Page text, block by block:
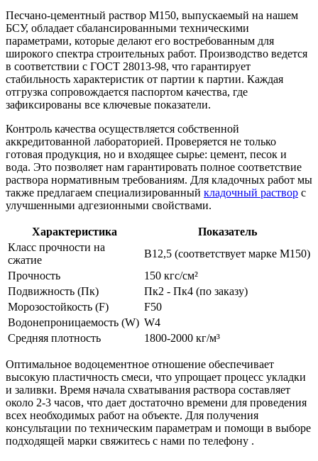
Песчано-цементный раствор М150, выпускаемый на нашем
БСУ, обладает сбалансированными техническими
параметрами, которые делают его востребованным для
широкого спектра строительных работ. Производство ведется
в соответствии с ГОСТ 28013-98, что гарантирует
стабильность характеристик от партии к партии. Каждая
отгрузка сопровождается паспортом качества, где
зафиксированы все ключевые показатели.
Контроль качества осуществляется собственной
аккредитованной лабораторией. Проверяется не только
готовая продукция, но и входящее сырье: цемент, песок и
вода. Это позволяет нам гарантировать полное соответствие
раствора нормативным требованиям. Для кладочных работ мы
также предлагаем специализированный кладочный раствор с
улучшенными адгезионными свойствами.
Характеристика
Показатель
Класс прочности на
сжатие
B12,5 (соответствует марке М150)
Прочность
150 кгс/см²
Подвижность (Пк)
Пк2 - Пк4 (по заказу)
Морозостойкость (F)
F50
Водонепроницаемость (W) W4
Средняя плотность
1800-2000 кг/м³
Оптимальное водоцементное отношение обеспечивает
высокую пластичность смеси, что упрощает процесс укладки
и заливки. Время начала схватывания раствора составляет
около 2-3 часов, что дает достаточно времени для проведения
всех необходимых работ на объекте. Для получения
консультации по техническим параметрам и помощи в выборе
подходящей марки свяжитесь с нами по телефону .